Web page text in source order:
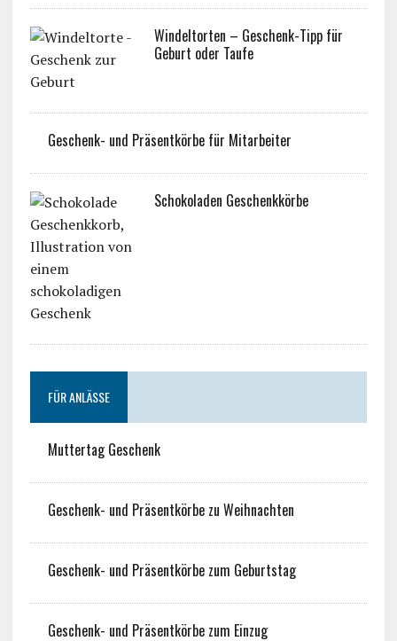
Windeltorten – Geschenk-Tipp für
Geburt oder Taufe
Geschenk- und Präsentkörbe für Mitarbeiter
Schokoladen Geschenkkörbe
FÜR ANLÄSSE
Muttertag Geschenk
Geschenk- und Präsentkörbe zu Weihnachten
Geschenk- und Präsentkörbe zum Geburtstag
Geschenk- und Präsentkörbe zum Einzug